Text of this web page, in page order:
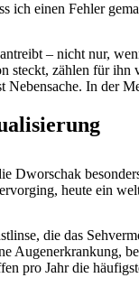
ich einen Fehler
– nicht nur,
steckt, zählen für
In der
Dworschak
heute ein
die das
Augenerkrankung,
pro Jahr die